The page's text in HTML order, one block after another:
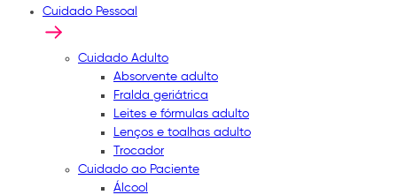
Cuidado Pessoal
Cuidado Adulto
Absorvente adulto
Fralda geriátrica
Leites e fórmulas adulto
Lenços e toalhas adulto
Trocador
Cuidado ao Paciente
Álcool